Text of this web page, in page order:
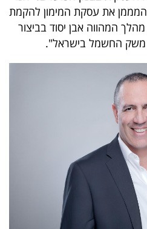
את עסקת המימון להקמת
המהווה אבן יסוד בביצור
משק החשמל בישראל".